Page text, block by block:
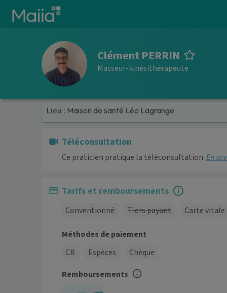
Aller au contenu principal
Clément PERRIN
Masseur-kinésithérapeute
Lieu : Maison de santé Léo Lagrange
Téléconsultation
Ce praticien pratique la téléconsultation.En
Tarifs et remboursements
Conventionné Tiers payant Carte vitale
Méthodes de paiement
CB
Espèces
Chèque
Remboursements